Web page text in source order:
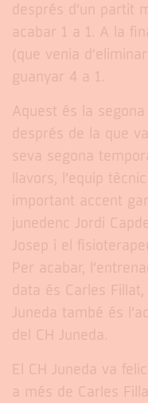
després d’un partit
acabar 1 a 1. A la
(que venia
guanyar 4 a 1.
Aquest és la
després de la que
seva segona
llavors, l’equip
important accent
junedenc Jordi
Josep i el
Per acabar,
data és Carles
Juneda també és
del CH Juneda.
El CH Juneda va
a més de Carles